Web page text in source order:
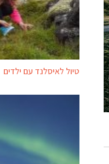
טיול לאיסלנד עם ילדים